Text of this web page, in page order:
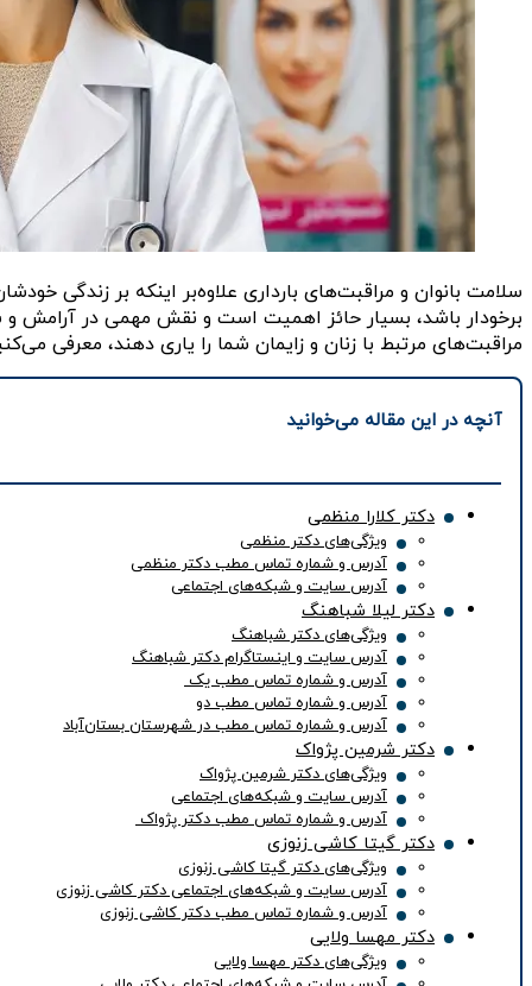
سلامت بانوان و مراقبت‌های بارداری علاوه‌بر اینکه بر زندگی
برخودار باشد، بسیار حائز اهمیت است و نقش مهمی در آرامش و
مراقبت‌های مرتبط با زنان و زایمان شما را یاری دهند، معرفی
آنچه در این مقاله می‌خوانید
دکتر کلارا منظمی
ویژگی‌های دکتر منظمی
آدرس و شماره تماس مطب دکتر منظمی
آدرس سایت و شبکه‌های اجتماعی
دکتر لیلا شباهنگ
ویژگی‌های دکتر شباهنگ
آدرس سایت و اینستاگرام دکتر شباهنگ
آدرس و شماره تماس مطب یک
آدرس و شماره تماس مطب دو
آدرس و شماره تماس مطب در شهرستان بستان‌آباد
دکتر شرمین پژواک
ویژگی‌های دکتر شرمین پژواک
آدرس سایت و شبکه‌های اجتماعی
آدرس و شماره تماس مطب دکتر پژواک
دکتر گیتا کاشی زنوزی
ویژگی‌های دکتر گیتا کاشی زنوزی
آدرس سایت و شبکه‌های اجتماعی دکتر کاشی زنوزی
آدرس و شماره تماس مطب دکتر کاشی زنوزی
دکتر مهسا ولایی
ویژگی‌های دکتر مهسا ولایی